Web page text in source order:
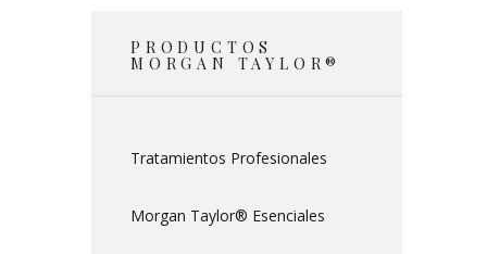
PRODUCTOS
MORGAN TAYLOR®
Tratamientos Profesionales
Morgan Taylor® Esenciales